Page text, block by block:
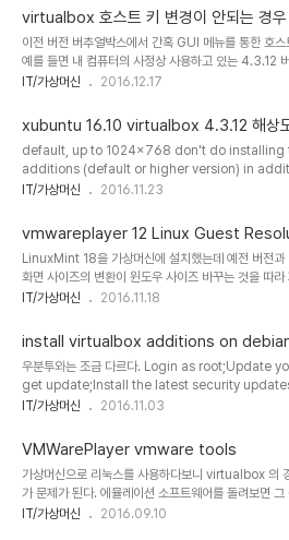
를 수동으로 정하기 위하여 monitor / display 설정
1920x1080 이 안보이고 1920x1200 으로 바로 넘
해결 방법들을 찾아보면서 배운 정보들을 일단 정리
xrandr --newmode "..
virtualbox 호스트 키 변경이 안되는 경우
이전 버전 버추얼박스에서 간혹 GUI 메뉴를 통한 호
예를 들면 내 컴퓨터의 사정상 사용하고 있는 4.3.12
virtualbox.xml 내의 내용을 강제로 수정하여 변경
IT/가상머신 2016.12.17
xubuntu 16.10 virtualbox 4.3.12 해상
default, up to 1024x768 don't do installing
additions (default or higher version) in
virtualbox .... sudo apt-get install build-
guest-dkms virtualbox-guest-utils
install virtualbox* sudo apt-get install
IT/가상머신 2016.11.23
vmwareplayer 12 Linux Guest
LinuxMint 18을 가상머신에 설치했는데 예전 버전
화면 사이즈의 변환이 윈도우 사이즈 바꾸는 것을 따
다. 해결책을 구글에서 찾았는데 생각보다 매우 간단하
apt-get updatesudo apt-get install open-
IT/가상머신 2016.11.18
install virtualbox additions on
우분투와는 조금 다르다. Login as root;Update
get update;Install the latest security
required packages with apt-get install
m-a prepare;Click on Install Guest
then run mount /media/cdrom.Run sh /
IT/가상머신 2016.11.03
VMWarePlayer vmware tools
가상머신으로 리눅스를 사용하다보니 virtualbox
가 문제가 된다. 에뮬레이션 소프트웨어를 돌려보면
Win XP 가상머신을 사용할 경우라도 D3D 성능이 문
IT/가상머신 2016.09.10